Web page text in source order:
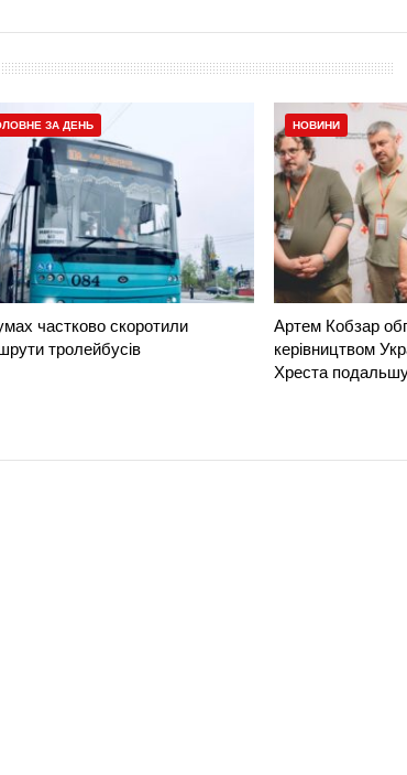
ЗА ДЕНЬ
частково скоротили
тролейбусів
НОВИНИ
Артем Кобзар
керівництвом
Хреста